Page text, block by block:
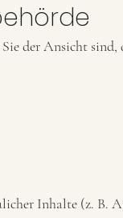
der Ansicht sind,
Inhalte (z. B.